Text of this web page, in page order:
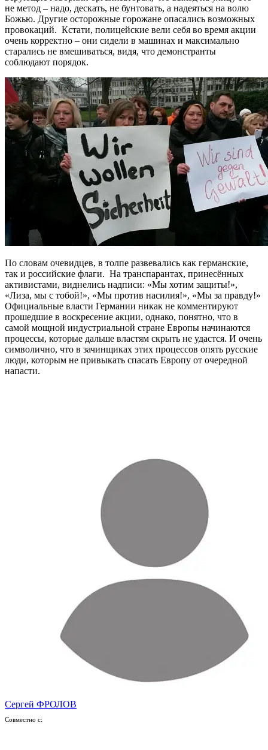
не метод – надо, дескать, не бунтовать, а надеяться на волю
Божью. Другие осторожные горожане опасались возможных
провокаций. Кстати, полицейские вели себя во время акции
очень корректно – они сидели в машинах и максимально
старались не вмешиваться, видя, что демонстранты
соблюдают порядок.
По словам очевидцев, в толпе развевались как германские,
так и российские флаги. На транспарантах, принесённых
активистами, виднелись надписи: «Мы хотим защиты!»,
«Лиза, мы с тобой!», «Мы против насилия!», «Мы за правду!»
Официальные власти Германии никак не комментируют
прошедшие в воскресение акции, однако, понятно, что в
самой мощной индустриальной стране Европы начинаются
процессы, которые дальше властям скрыть не удастся. И очень
символично, что в зачинщиках этих процессов опять русские
люди, которым не привыкать спасать Европу от очередной
напасти.
Сергей ФРОЛОВ
Совместно с: